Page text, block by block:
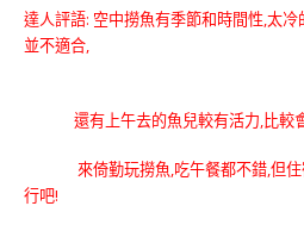
達人評語: 空中撈魚有季節和時間性,太
並不適合,
還有上午去的魚兒較有活力,比較會
來倚勤玩撈魚,吃午餐都不錯,但
行吧!